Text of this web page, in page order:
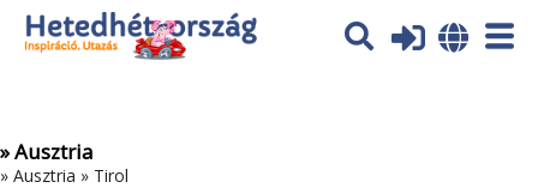
Az oldal sütiket (cookies) használ. További tájékoztatás itt:
Adatvédelmi tájékoztató
» Ausztria
» Ausztria » Tirol